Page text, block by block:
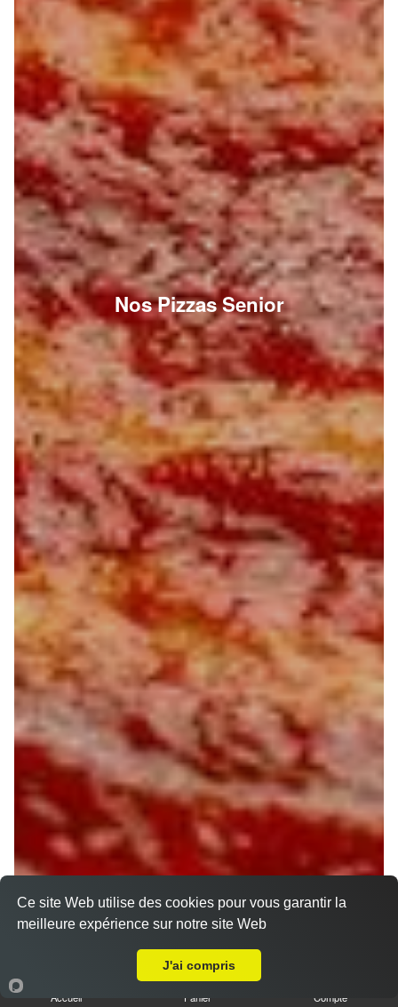
Nos Pizzas Senior
Accueil Panier Compte
Ce site Web utilise des cookies pour vous garantir la
meilleure expérience sur notre site Web
J'ai compris